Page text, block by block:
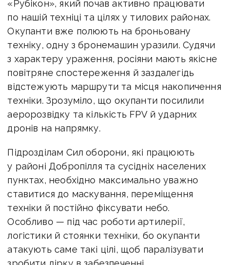
«Рубікон», який почав активно працювати
по нашій техніці та цілях у тилових районах.
Окупанти вже полюють на броньовану
техніку, одну з бронемашин уразили. Судячи
з характеру ураження, росіяни мають якісне
повітряне спостереження й заздалегідь
відстежують маршрути та місця накопичення
техніки. Зрозуміло, що окупанти посилили
аеророзвідку та кількість FPV й ударних
дронів на напрямку.
Підрозділам Сил оборони, які працюють
у районі Добропілля та сусідніх населених
пунктах, необхідно максимально уважно
ставитися до маскування, переміщення
техніки й постійно фіксувати небо.
Особливо — під час роботи артилерії,
логістики й стоянки техніки, бо окупанти
атакують саме такі цілі, щоб паралізувати